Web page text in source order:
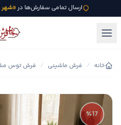
ارسال تمامی سفارش‌ها در«شهر
خانه / فرش ماشینی / فرش توس
٪17